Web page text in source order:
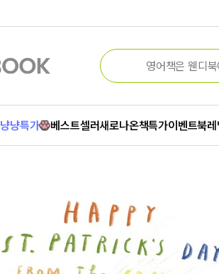
냥냥특가 베스트셀러새로나온책특가이벤트북